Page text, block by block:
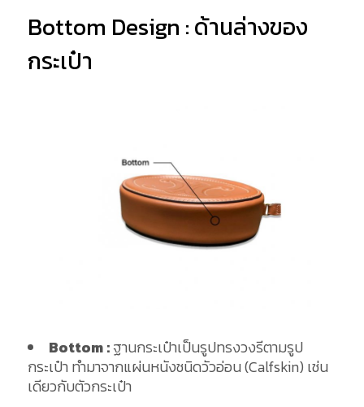
Bottom Design : ด้านล่างของ
กระเป๋า
Bottom:ฐานกระเป๋าเป็นรูปทรงวงรีตามรูป
กระเป๋า ทำมาจากแผ่นหนังชนิดวัวอ่อน (Calfskin) เช่น
เดียวกับตัวกระเป๋า